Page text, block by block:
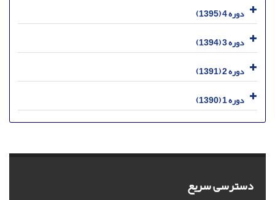
دوره 4 (1395)
دوره 3 (1394)
دوره 2 (1391)
دوره 1 (1390)
دسترسی سریع